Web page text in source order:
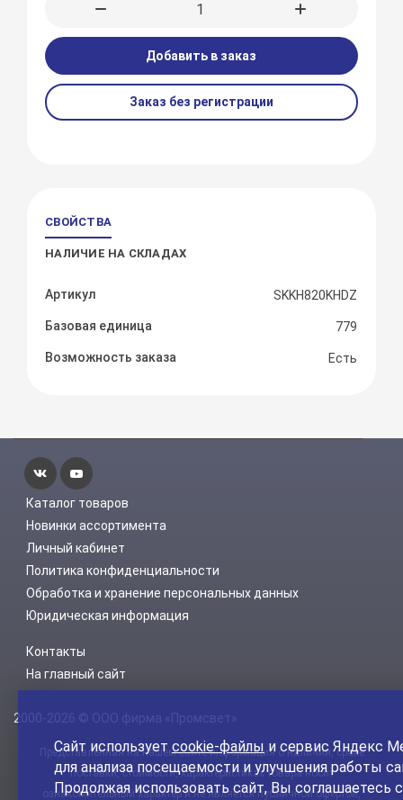
Добавить в заказ
Заказ без регистрации
СВОЙСТВА
НАЛИЧИЕ НА СКЛАДАХ
Артикул SKKH820KHDZ
Базовая единица 779
Возможность заказа Есть
Каталог товаров
Новинки ассортимента
Личный кабинет
Политика конфиденциальности
Обработка и хранение персональных данных
Юридическая информация
Контакты
На главный сайт
2000-2026 © ООО фирма «Промсвет»
Представленная на нашем сайте информация о наличии, сроке
поставки, стоимости, характеристиках товара носит
ознакомительный характер и не является публичной офертой,
Сайт используетcookie-файлы и сервис Яндекс
для анализа посещаемости и улучшения работы
Продолжая использовать сайт, Вы соглашаетесь